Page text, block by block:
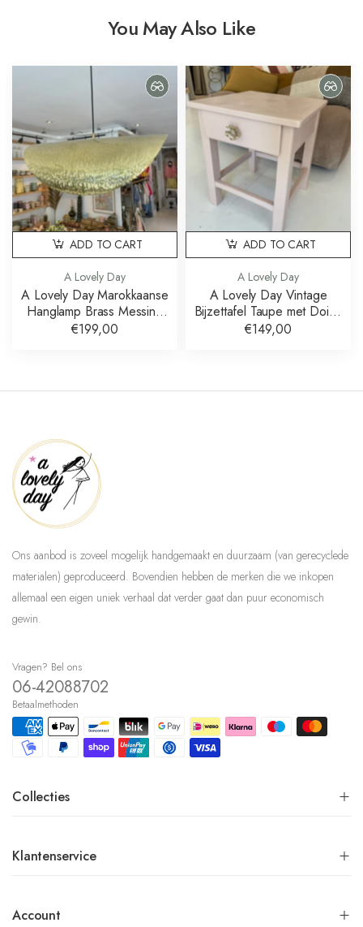
You May Also Like
A Lovely Day
A Lovely Day Marokkaanse
Hanglamp Brass Messing
60 cm
€199,00
ADD TO CART
A Lovely Day
A Lovely Day Vintage
Bijzettafel Taupe met Doing
Goods Knop
€149,00
ADD TO CART
Ons aanbod is zoveel mogelijk handgemaakt en duurzaam (van gerecyclede
materialen) geproduceerd. Bovendien hebben de merken die we inkopen
allemaal een eigen uniek verhaal dat verder gaat dan puur economisch
gewin.
Vragen? Bel ons
06-42088702
Betaalmethoden
Collecties
Klantenservice
Account